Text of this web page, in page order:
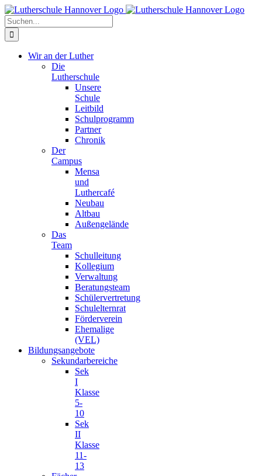
Zum
Inhalt
springen
Facebook
X
Instagram
Pinterest
Suche
nach:
Wir an der Luther
Die
Lutherschule
Unsere
Schule
Leitbild
Schulprogramm
Partner
Chronik
Der
Campus
Mensa
und
Luthercafé
Neubau
Altbau
Außengelände
Das
Team
Schulleitung
Kollegium
Verwaltung
Beratungsteam
Schülervertretung
Schulelternrat
Förderverein
Ehemalige
(VEL)
Bildungsangebote
Sekundarbereiche
Sek
I
Klasse
5-
10
Sek
II
Klasse
11-
13